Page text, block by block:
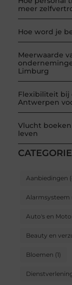
meer
Hoe word je
Meerwaarde
Limburg
Flexibiliteit bij
Antwerpen
Vlucht
leven
Aanbiedingen
Alarmsysteem
Auto's en
Beauty en
Bloemen (1)